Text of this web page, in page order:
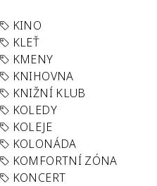
KINO
KLEŤ
KMENY
KNIHOVNA
KNIŽNÍ KLUB
KOLEDY
KOLEJE
KOLONÁDA
KOMFORTNÍ ZÓNA
KONCERT